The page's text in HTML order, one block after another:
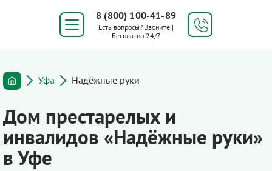
8 (800) 100-41-89
Есть вопросы? Звоните |
Бесплатно 24/7
Уфа Надёжные руки
Дом престарелых и
инвалидов «Надёжные руки»
в Уфе